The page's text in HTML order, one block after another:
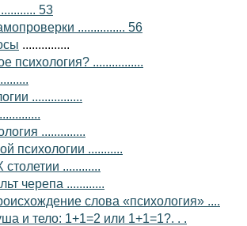
53
............... 56
...............
психология? ................
................
..............
психологии ...........
............
черепа ............
слова «психология» ....
и тело: 1+1=2 или 1+1=1?. . .